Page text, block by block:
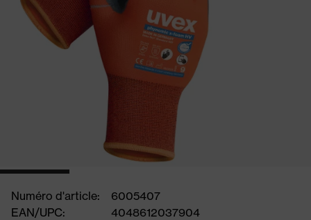
Numéro d'article:
6005407
EAN/UPC:
4048612037904